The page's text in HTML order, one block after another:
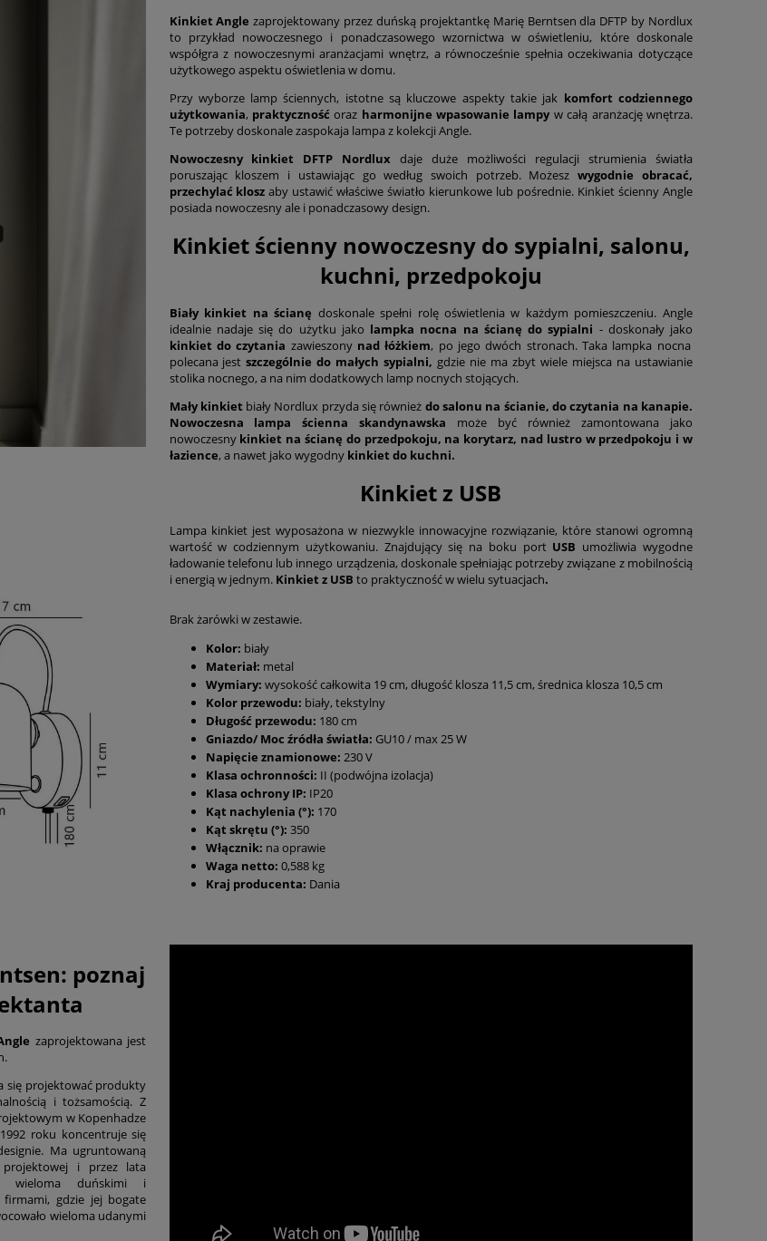
Kinkiet Angle zaprojektowany przez duńską projektantkę Marię Berntsen dla DFTP by Nordlux
to przykład nowoczesnego i ponadczasowego wzornictwa w oświetleniu, które doskonale
współgra z nowoczesnymi aranżacjami wnętrz, a równocześnie spełnia oczekiwania dotyczące
użytkowego aspektu oświetlenia w domu.
Przy wyborze lamp ściennych, istotne są kluczowe aspekty takie jak komfort codziennego
użytkowania, praktyczność oraz harmonijne wpasowanie lampyw całą aranżację wnętrza.
Te potrzeby doskonale zaspokaja lampa z kolekcji Angle.
Nowoczesny kinkiet DFTP Nordlux daje duże możliwości regulacji strumienia światła
poruszając kloszem i ustawiając go według swoich potrzeb. Możeszwygodnie obracać,
przechylać klosz aby ustawić właściwe światło kierunkowe lub pośrednie. Kinkiet ścienny Angle
posiada nowoczesny ale i ponadczasowy design.
Kinkiet ścienny nowoczesny do sypialni, salonu,
kuchni, przedpokoju
Biały kinkiet na ścianę doskonale spełni rolę oświetlenia w każdym pomieszczeniu. Angle
idealnie nadaje się do użytku jako lampka nocna na ścianę do sypialni - doskonały jako
kinkiet do czytania zawieszonynad łóżkiem, po jego dwóch stronach. Taka lampka nocna
polecana jestszczególnie do małych sypialni, gdzie nie ma zbyt wiele miejsca na ustawianie
stolika nocnego, a na nim dodatkowych lamp nocnych stojących.
Mały kinkiet biały Nordlux przyda się również do salonu na ścianie, do czytania na kanapie.
Nowoczesna lampa ścienna skandynawska może być również zamontowana jako
nowoczesny kinkiet na ścianę do przedpokoju, na korytarz, nad lustro w przedpokoju i w
łazience, a nawet jako wygodnykinkiet do kuchni.
Kinkiet z USB
Lampa kinkiet jest wyposażona w niezwykle innowacyjne rozwiązanie, które stanowi ogromną
wartość w codziennym użytkowaniu. Znajdujący się na boku port USB umożliwia wygodne
ładowanie telefonu lub innego urządzenia, doskonale spełniając potrzeby związane z mobilnością
i energią w jednym. Kinkiet z USB to praktyczność w wielu sytuacjach.
Brak żarówki w zestawie.
Kolor: biały
Materiał: metal
Wymiary: wysokość całkowita 19 cm, długość klosza 11,5 cm, średnica klosza 10,5 cm
Kolor przewodu: biały, tekstylny
Długość przewodu: 180 cm
Gniazdo/ Moc źródła światła: GU10 / max 25 W
Napięcie znamionowe: 230 V
Klasa ochronności: II (podwójna izolacja)
Klasa ochrony IP: IP20
Kąt nachylenia (°): 170
Kąt skrętu (°): 350
Włącznik: na oprawie
Waga netto: 0,588 kg
Kraj producenta: Dania
poznaj
zaprojektowana jest
się projektować produkty
i tożsamością. Z
w Kopenhadze
roku koncentruje się
Ma ugruntowaną
i przez lata
z wieloma duńskimi i
firmami, gdzie jej bogate
wieloma udanymi